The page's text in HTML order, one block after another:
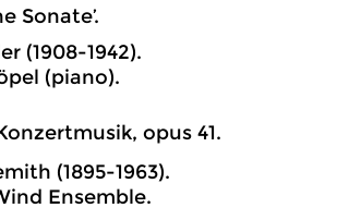
Sonate’.
(1908-1942).
(piano).
opus 41.
(1895-1963).
Ensemble.